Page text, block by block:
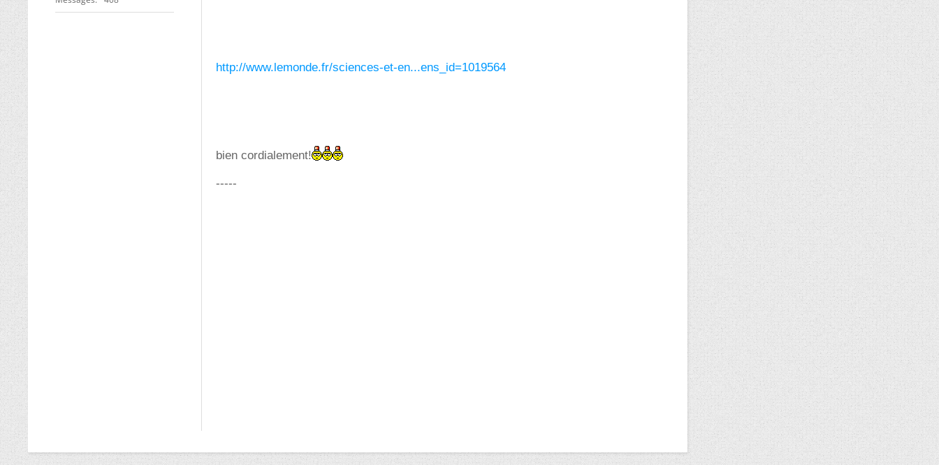
http://www.lemonde.fr/sciences-et-en...ens_id=1019564
bien cordialement!
-----